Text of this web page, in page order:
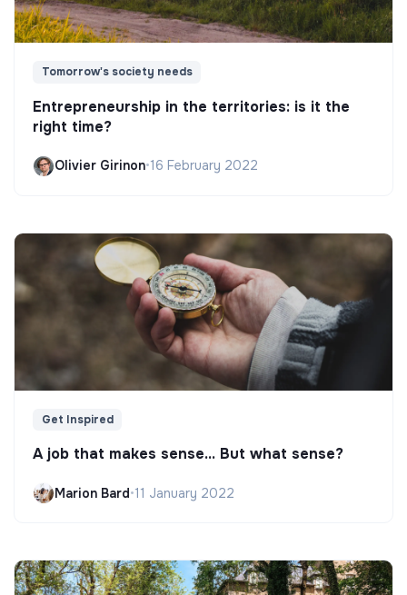
Tomorrow's society needs
Entrepreneurship in the territories: is it the
right time?
Olivier Girinon•16 February 2022
Get Inspired
A job that makes sense... But what sense?
Marion Bard•11 January 2022